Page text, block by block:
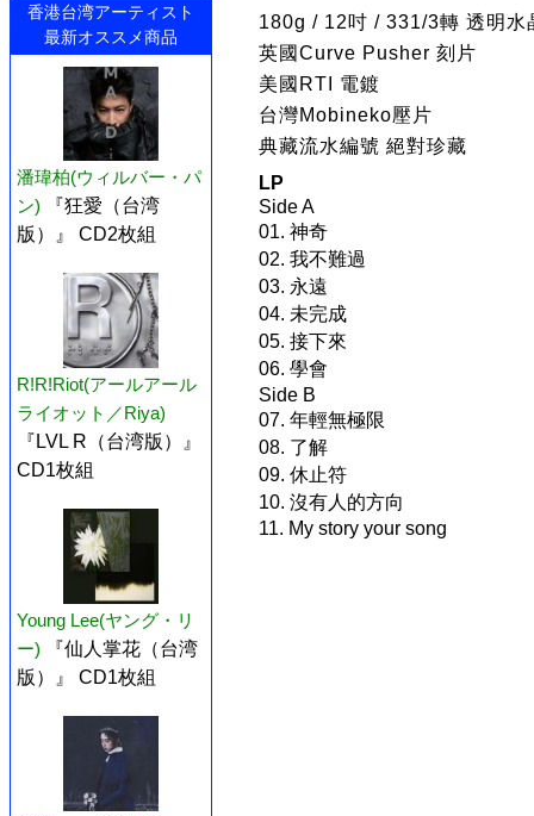
香港台湾アーティスト
最新オススメ商品
潘瑋柏(ウィルバー・パ
ン)
『狂愛（台湾
版）』 CD2枚組
R!R!Riot(アールアール
ライオット／Riya)
『LVL R（台湾版）』
CD1枚組
Young Lee(ヤング・リ
ー)
『仙人掌花（台湾
版）』 CD1枚組
180g / 12吋 / 331/3轉 透明水
英國Curve Pusher 刻片
美國RTI 電鍍
台灣Mobineko壓片
典藏流水編號 絕對珍藏
LP
Side A
01. 神奇
02. 我不難過
03. 永遠
04. 未完成
05. 接下來
06. 學會
Side B
07. 年輕無極限
08. 了解
09. 休止符
10. 沒有人的方向
11. My story your song